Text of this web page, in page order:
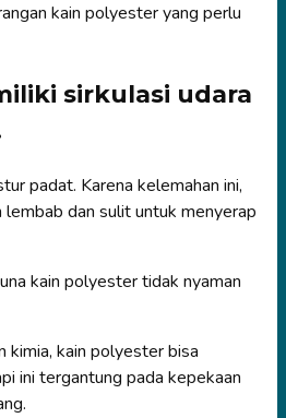
kain polyester yang perlu
sirkulasi udara
padat. Karena kelemahan ini,
dan sulit untuk menyerap
kain polyester tidak nyaman
kimia, kain polyester bisa
ini tergantung pada kepekaan